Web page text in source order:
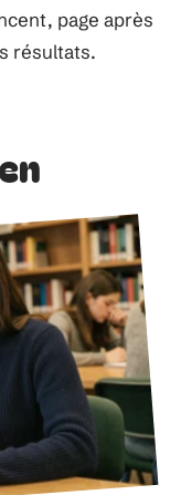
page après
résultats.